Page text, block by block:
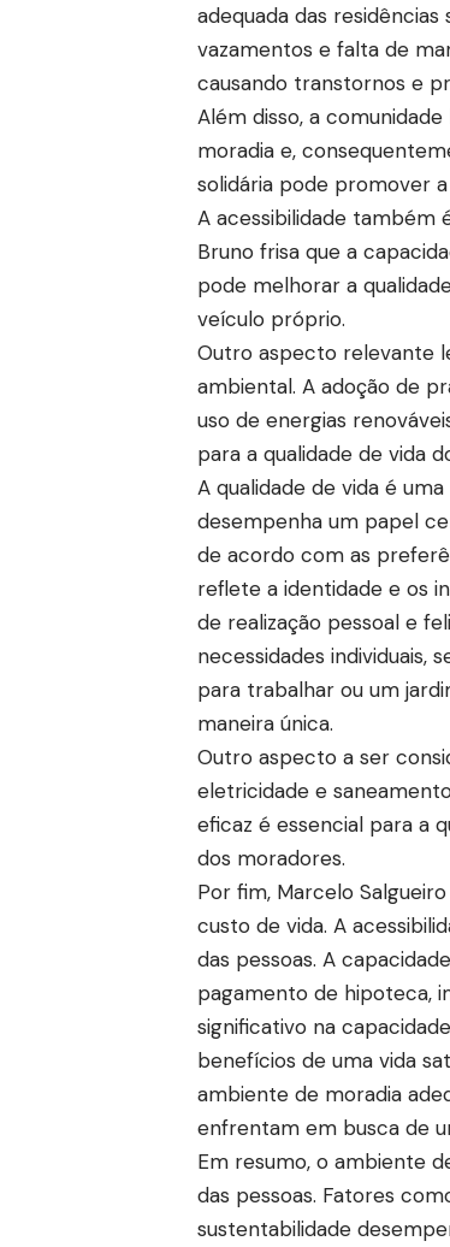
adequada das
vazamentos e falta de
causando transtornos e
Além disso, a
moradia e,
solidária pode promover
A acessibilidade também
Bruno frisa que a
pode melhorar a
veículo próprio.
Outro aspecto relevante
ambiental. A adoção de
uso de energias
para a qualidade de vida
A qualidade de vida é
desempenha um papel
de acordo com as
reflete a identidade e os
de realização pessoal e
necessidades individuais,
para trabalhar ou um
maneira única.
Outro aspecto a ser
eletricidade e
eficaz é essencial para a
dos moradores.
Por fim, Marcelo
custo de vida. A
das pessoas. A
pagamento de hipoteca,
significativo na
benefícios de uma vida
ambiente de moradia
enfrentam em busca de
Em resumo, o ambiente
das pessoas. Fatores
sustentabilidade